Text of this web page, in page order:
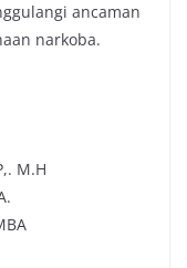
ancaman
narkoba.
M.H